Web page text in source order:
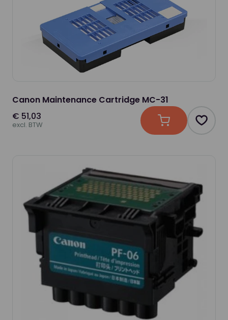
Canon Maintenance Cartridge MC-31
€ 51,03
excl. BTW In winkelwagen